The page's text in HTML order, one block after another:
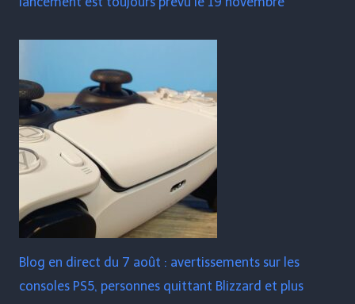
Blog en direct du 7 août : avertissements sur les
consoles PS5, personnes quittant Blizzard et plus